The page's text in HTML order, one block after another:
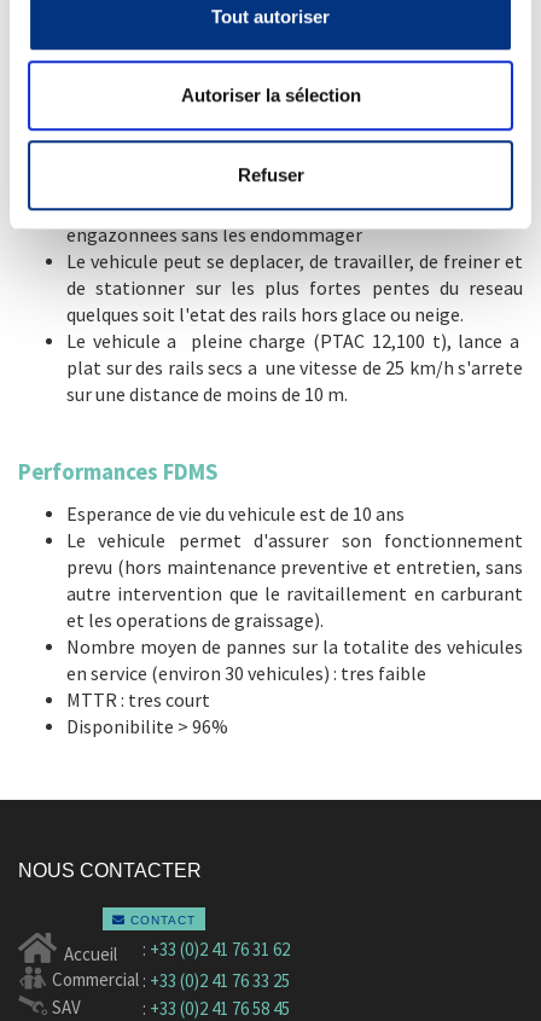
Tout autoriser
Autoriser la sélection
Refuser
emplacements ou les rails sont noyes dans un
revetement stable et porteur.
minute, la sortie de voie moins de 30 secondes, ce qui
permet au vehicule d'operer en service voyageur.
Le vehicule est en mesure de balayer les zones
engazonnees sans les endommager
Le vehicule peut se deplacer, de travailler, de freiner et
de stationner sur les plus fortes pentes du reseau
quelques soit l'etat des rails hors glace ou neige.
Le vehicule a pleine charge (PTAC 12,100 t), lance a
plat sur des rails secs a une vitesse de 25 km/h s'arrete
sur une distance de moins de 10 m.
Performances FDMS
Esperance de vie du vehicule est de 10 ans
Le vehicule permet d'assurer son fonctionnement
prevu (hors maintenance preventive et entretien, sans
autre intervention que le ravitaillement en carburant
et les operations de graissage).
Nombre moyen de pannes sur la totalite des vehicules
en service (environ 30 vehicules) : tres faible
MTTR : tres court
Disponibilite > 96%
NOUS CONTACTER
CONTACT
Accueil : +33 (0)2 41 76 31 62
Commercial : +33 (0)2 41 76 33 25
SAV
: +33 (0)2 41 76 58 45